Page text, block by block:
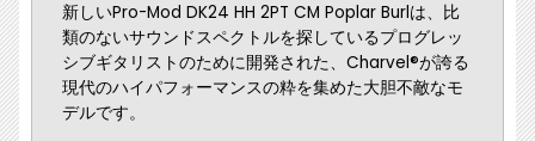
新しいPro-Mod DK24 HH 2PT CM Poplar Burlは、比
類のないサウンドスペクトルを探しているプログレッ
シブギタリストのために開発された、Charvel®が誇る
現代のハイパフォーマンスの粋を集めた大胆不敵なモ
デルです。